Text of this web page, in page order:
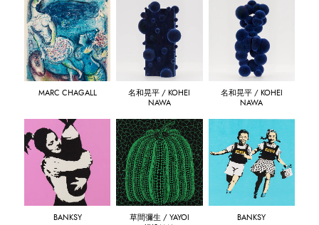
MARC CHAGALL
名和晃平 / KOHEI
NAWA
名和晃平 / KOHEI
NAWA
BANKSY
草間彌生 / YAYOI
BANKSY